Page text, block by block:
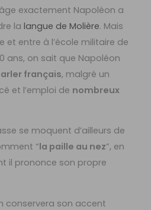
exactement Napoléon a
lalangue de Molière. Mais
et entre à l’école militaire de
ans, on sait que Napoléon
français, malgré un
et l’emploi de nombreux
se moquent d’ailleurs de
“la paille au nez”, en
il prononce son propre
conservera son accent